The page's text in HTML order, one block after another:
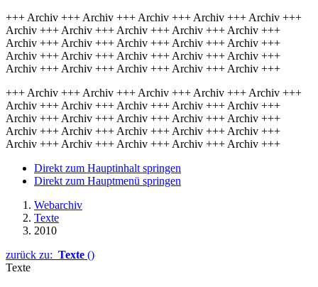
+++ Archiv +++ Archiv +++ Archiv +++ Archiv +++ Archiv +++
Archiv +++ Archiv +++ Archiv +++ Archiv +++ Archiv +++
Archiv +++ Archiv +++ Archiv +++ Archiv +++ Archiv +++
Archiv +++ Archiv +++ Archiv +++ Archiv +++ Archiv +++
Archiv +++ Archiv +++ Archiv +++ Archiv +++ Archiv +++
+++ Archiv +++ Archiv +++ Archiv +++ Archiv +++ Archiv +++
Archiv +++ Archiv +++ Archiv +++ Archiv +++ Archiv +++
Archiv +++ Archiv +++ Archiv +++ Archiv +++ Archiv +++
Archiv +++ Archiv +++ Archiv +++ Archiv +++ Archiv +++
Archiv +++ Archiv +++ Archiv +++ Archiv +++ Archiv +++
Direkt zum Hauptinhalt springen
Direkt zum Hauptmenü springen
Webarchiv
Texte
2010
zurück zu: Texte ()
Texte